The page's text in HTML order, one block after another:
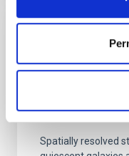
Clues to
Mg-
SUSPENSE
Spatially resolved